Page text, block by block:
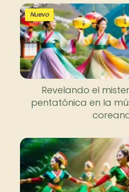
Nuevo
Revelando el
pentatónica en la